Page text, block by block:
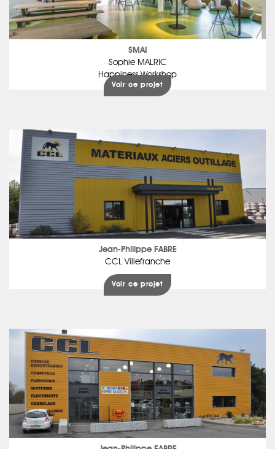
SMAI
Sophie MALRIC
Happiness Workshop
Voir ce projet
Jean-Philippe FABRE
CCL Villefranche
Voir ce projet